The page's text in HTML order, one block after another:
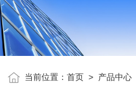
当前位置：首页 > 产品中心